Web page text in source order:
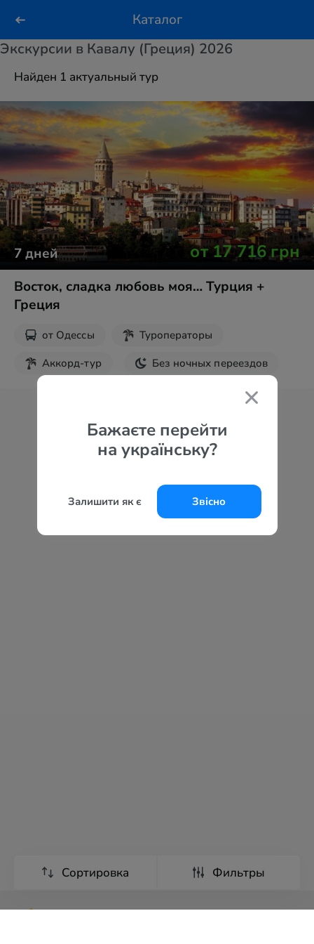
Каталог
Экскурсии в Кавалу (Греция) 2026
Найден 1 актуальный тур
Сортировка
7дней от17 716грн
Восток, сладка любовь моя… Турция +
Греция
от Одессы
Туроператоры
Аккорд-тур
Без ночных переездов
Фильтры
Бажаєте перейти
на українську?
Залишити як є Звісно